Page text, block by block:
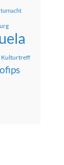
Kulturtreff